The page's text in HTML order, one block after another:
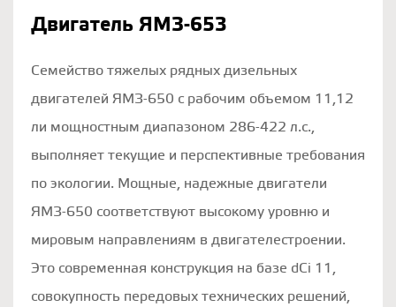
Двигатель ЯМЗ-653
Семейство тяжелых рядных дизельных
двигателей ЯМЗ-650 с рабочим объемом 11,12
ли мощностным диапазоном 286-422 л.с.,
выполняет текущие и перспективные требования
по экологии. Мощные, надежные двигатели
ЯМЗ-650 соответствуют высокому уровню и
мировым направлениям в двигателестроении.
Это современная конструкция на базе dCi 11,
совокупность передовых технических решений,